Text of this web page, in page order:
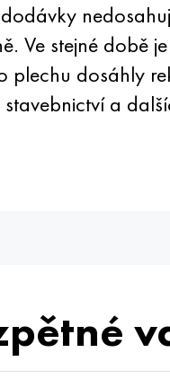
Ve stejné době
plechu dosáhly
a